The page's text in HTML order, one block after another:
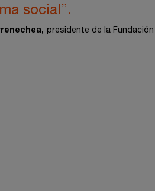
social”.
presidente de la Fundación